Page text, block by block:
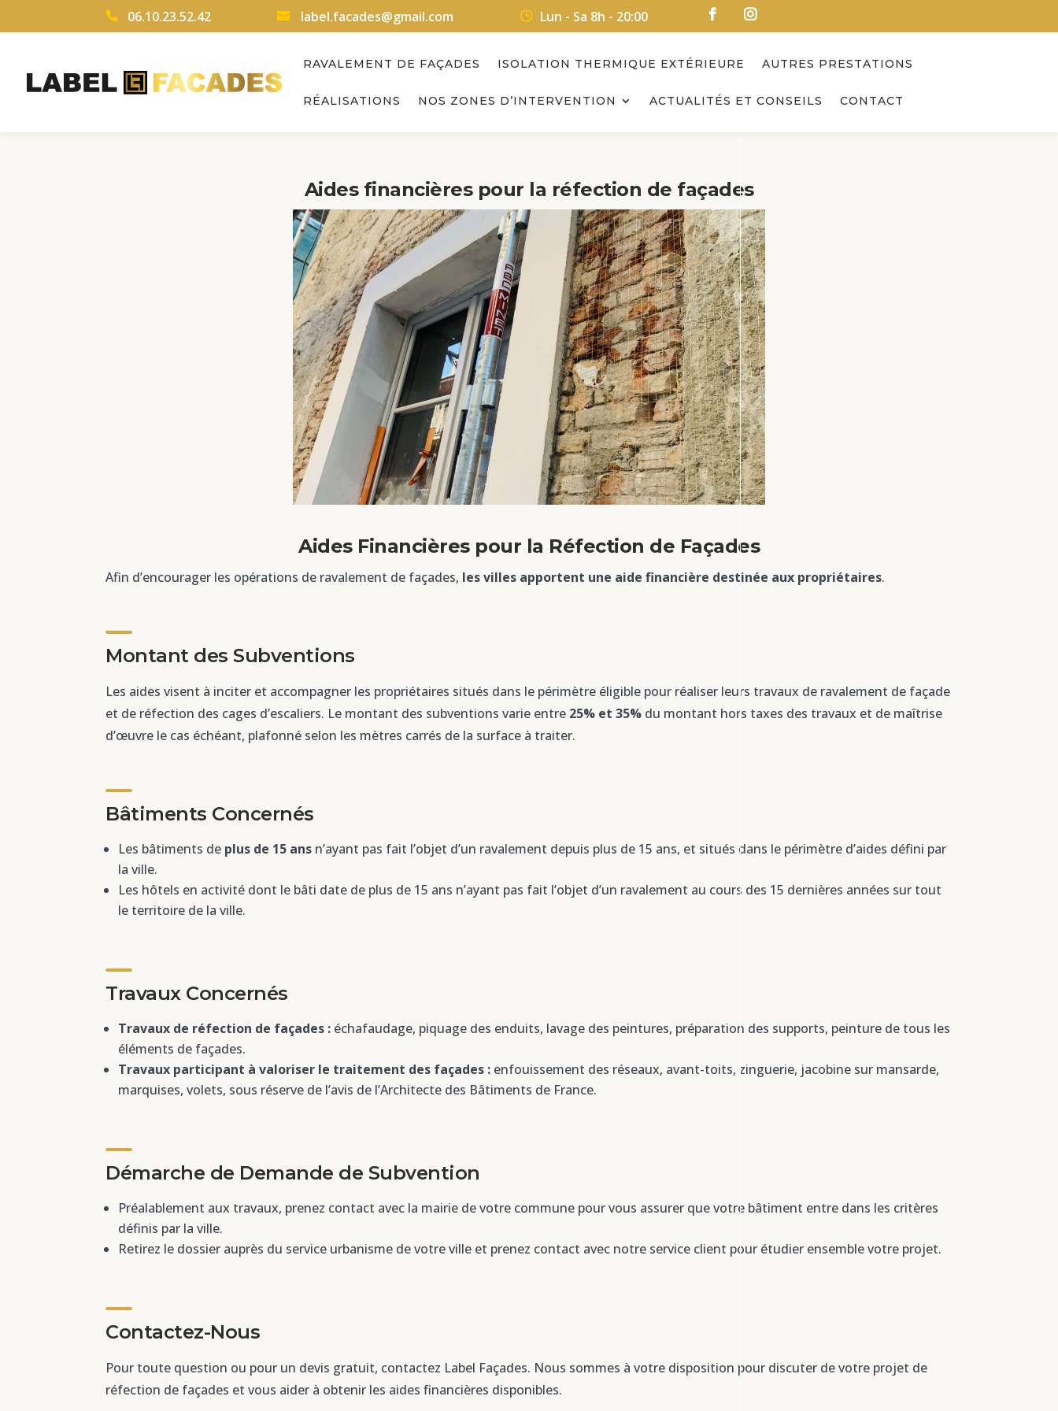
06.10.23.52.42 label.facades@gmail.com Lun - Sa 8h - 20:00
RAVALEMENT DE FAÇADES ISOLATION THERMIQUE EXTÉRIEURE AUTRES PRESTATIONS
RÉALISATIONS NOS ZONES D’INTERVENTION ACTUALITÉS ET CONSEILS CONTACT
Aides financières pour la réfection de façades
Aides Financières pour la Réfection de Façades
Afin d’encourager les opérations de ravalement de façades, les villes apportent une aide financière destinée aux propriétaires.
Montant des Subventions
Les aides visent à inciter et accompagner les propriétaires situés dans le périmètre éligible pour réaliser leurs travaux de ravalement de façade
et de réfection des cages d’escaliers. Le montant des subventions varie entre 25% et 35% du montant hors taxes des travaux et de maîtrise
d’œuvre le cas échéant, plafonné selon les mètres carrés de la surface à traiter.
Bâtiments Concernés
Les bâtiments de plus de 15 ans n’ayant pas fait l’objet d’un ravalement depuis plus de 15 ans, et situés dans le périmètre d’aides défini par
la ville.
Les hôtels en activité dont le bâti date de plus de 15 ans n’ayant pas fait l’objet d’un ravalement au cours des 15 dernières années sur tout
le territoire de la ville.
Travaux Concernés
Travaux de réfection de façades : échafaudage, piquage des enduits, lavage des peintures, préparation des supports, peinture de tous les
éléments de façades.
Travaux participant à valoriser le traitement des façades : enfouissement des réseaux, avant-toits, zinguerie, jacobine sur mansarde,
marquises, volets, sous réserve de l’avis de l’Architecte des Bâtiments de France.
Démarche de Demande de Subvention
Préalablement aux travaux, prenez contact avec la mairie de votre commune pour vous assurer que votre bâtiment entre dans les critères
définis par la ville.
Retirez le dossier auprès du service urbanisme de votre ville et prenez contact avec notre service client pour étudier ensemble votre projet.
Contactez-Nous
Pour toute question ou pour un devis gratuit, contactez Label Façades. Nous sommes à votre disposition pour discuter de votre projet de
réfection de façades et vous aider à obtenir les aides financières disponibles.